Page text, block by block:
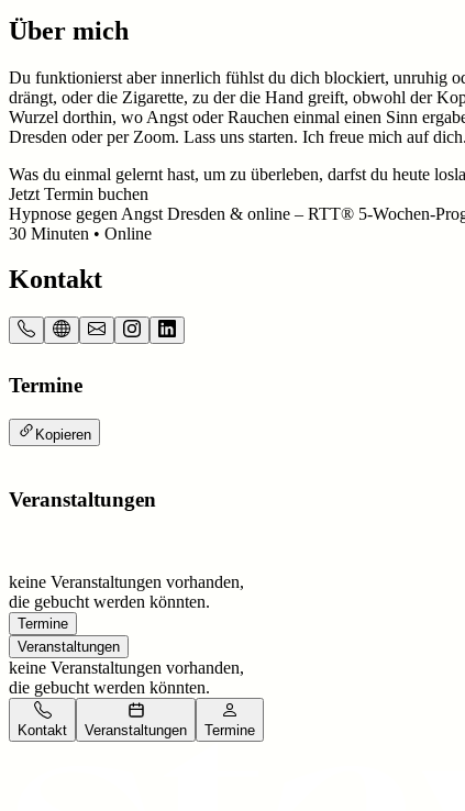
Über mich
Du funktionierst aber innerlich fühlst du dich blockiert, unruhig
drängt, oder die Zigarette, zu der die Hand greift, obwohl der
Wurzel dorthin, wo Angst oder Rauchen einmal einen Sinn
Dresden oder per Zoom. Lass uns starten. Ich freue mich auf
Was du einmal gelernt hast, um zu überleben, darfst du heute
Jetzt Termin buchen
Hypnose gegen Angst Dresden & online – RTT® 5-Wochen-
30 Minuten • Online
Kontakt
Termine
Kopieren
Veranstaltungen
keine Veranstaltungen vorhanden,
die gebucht werden könnten.
Termine
Veranstaltungen
keine Veranstaltungen vorhanden,
die gebucht werden könnten.
Kontakt Veranstaltungen Termine